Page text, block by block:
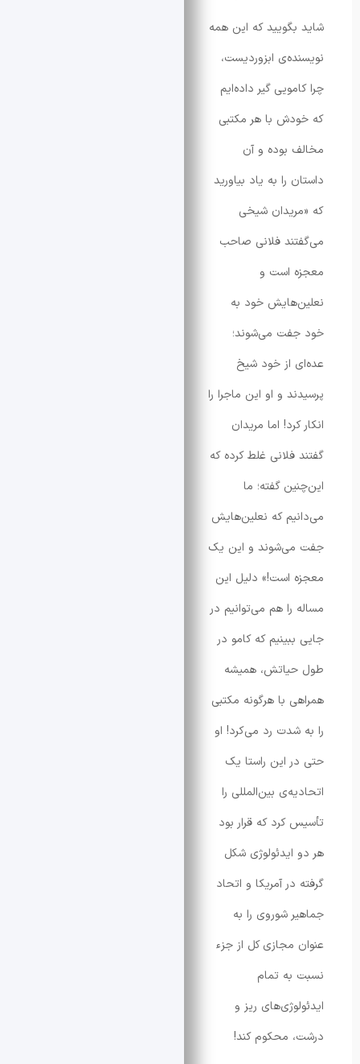
که این همه
ابزوردیست،
گیر داده‌ایم
با هر مکتبی
بوده و آن
را به یاد بیاورید
شیخی
فلانی صاحب
خود به
می‌شوند؛
از خود شیخ
و او این ماجرا را
اما مریدان
غلط کرده که
گفته؛ ما
که نعلین‌هایش
و این یک
است!» دلیل این
هم می‌توانیم در
که کامو در
همیشه
با هرگونه مکتبی
رد می‌کرد! او
این راستا یک
بین‌المللی را
که قرار بود
شکل
آمریکا و اتحاد
شوروی را به
کل از جزء
تمام
ریز و
محکوم کند!